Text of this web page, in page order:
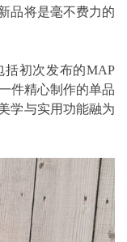
品将是毫不费力的
括初次发布的MAP
件精心制作的单品
学与实用功能融为